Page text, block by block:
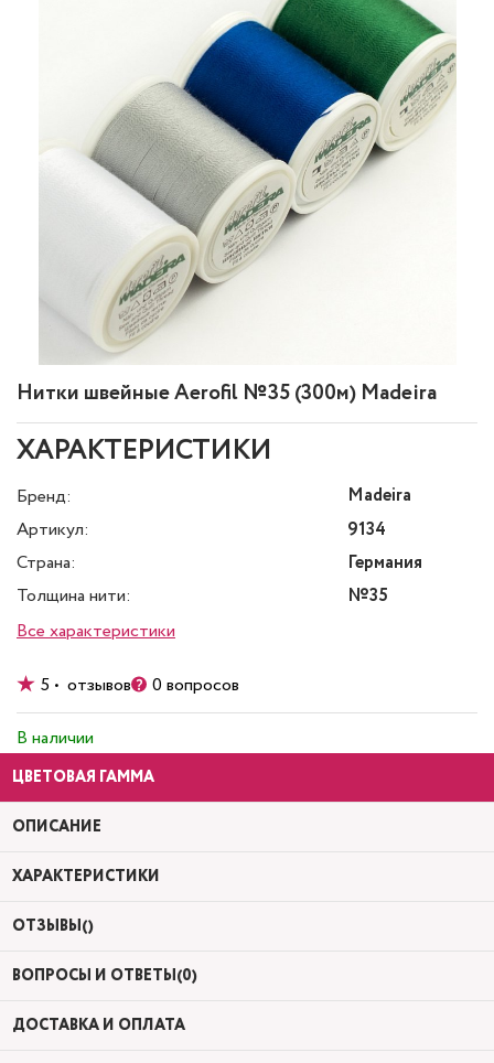
Нитки швейные Aerofil №35 (300м) Madeira
ХАРАКТЕРИСТИКИ
Бренд:
Madeira
Артикул:
9134
Страна:
Германия
Толщина нити:
№35
Все характеристики
5 • отзывов 0 вопросов
В наличии
ЦВЕТОВАЯ ГАММА
ОПИСАНИЕ
ХАРАКТЕРИСТИКИ
ОТЗЫВЫ()
ВОПРОСЫ И ОТВЕТЫ(0)
ДОСТАВКА И ОПЛАТА